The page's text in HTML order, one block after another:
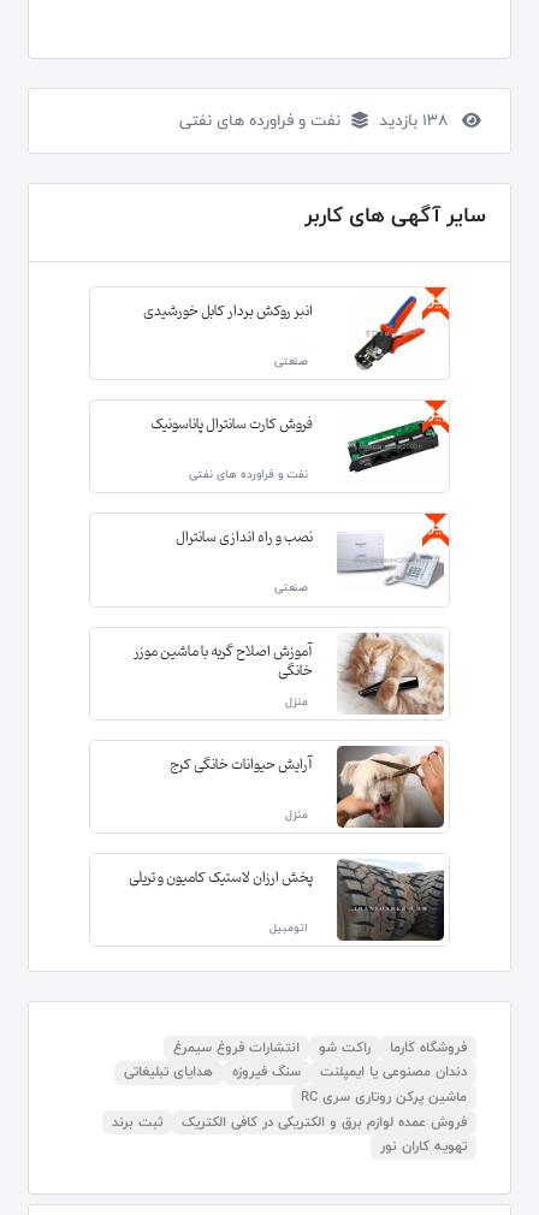
نفت و فراورده های نفتی
سایر آگهی های کاربر
ویژه انبر روکش بردار کابل خورشیدی
صنعتی
ویژه فروش کارت سانترال پاناسونیک
نفت و فراورده های نفتی
ویژه نصب و راه اندازی سانترال
صنعتی
آموزش اصلاح گربه با ماشین موزر
خانگی
منزل
آرایش حیوانات خانگی کرج
منزل
پخش ارزان لاستیک کامیون و تریلی
اتومبیل
فروشگاه کارما راکت شو
انتشارات فروغ سیمرغ
دندان مصنوعی یا ایمپلنت
سنگ فیروزه
هدایای تبلیغاتی
ماشین پرکن روتاری سری RC
فروش عمده لوازم برق و الکتریکی در کافی الکتریک
ثبت برند
تهویه کاران نور